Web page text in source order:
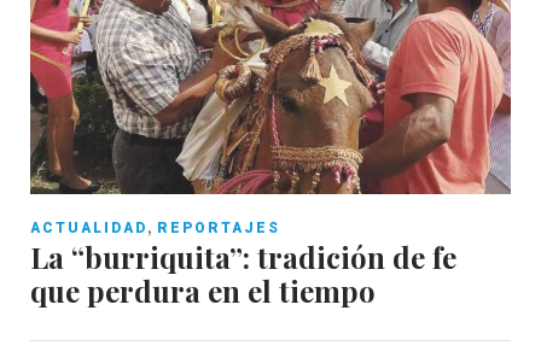
ACTUALIDAD , REPORTAJES
La “burriquita”: tradición de fe
que perdura en el tiempo